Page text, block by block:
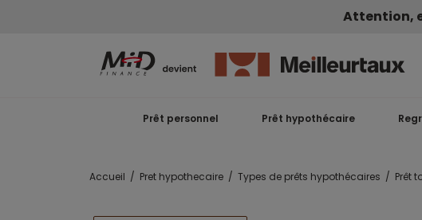
Attention,
Prêt personnel Prêt hypothécaire
Accueil Pret hypothecaire Types de prêts hypothécaires Prêt